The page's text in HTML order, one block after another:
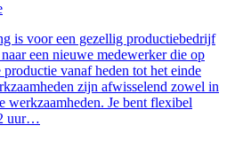
is voor een gezellig productiebedrijf
een nieuwe medewerker die op
vanaf heden tot het einde
zijn afwisselend zowel in
werkzaamheden. Je bent flexibel
uur…